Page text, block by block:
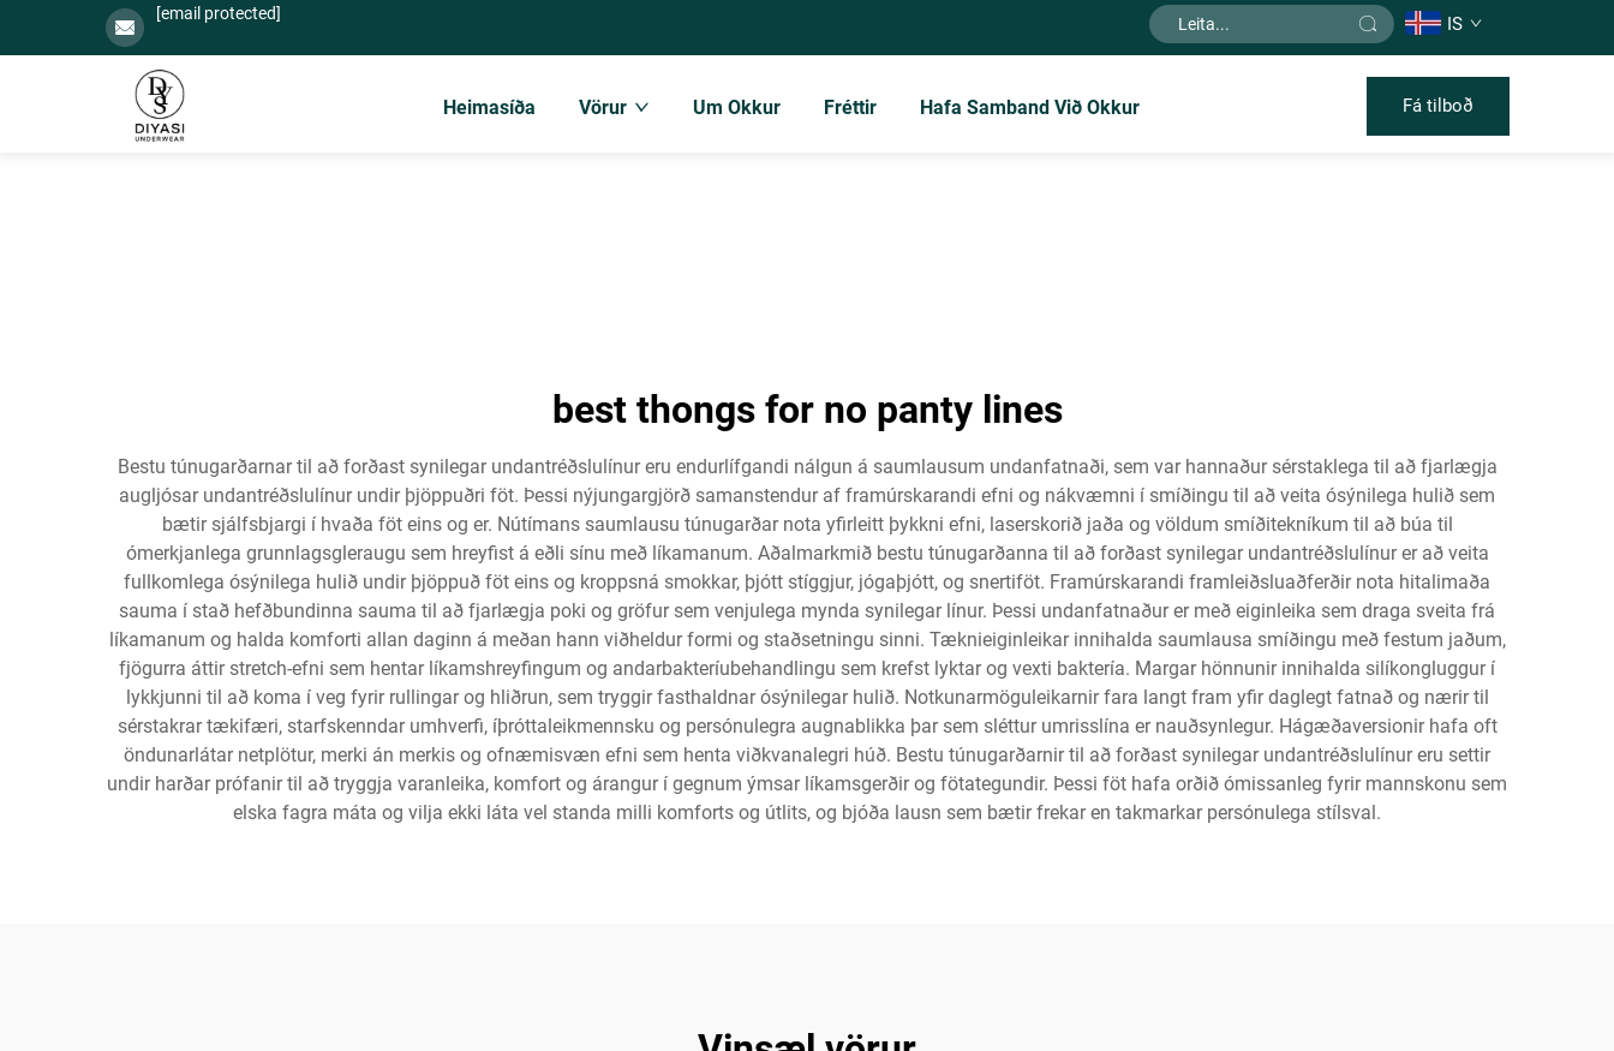
[email protected] IS
Heimasíða Vörur Um Okkur Fréttir Hafa Samband Við Okkur Fá tilboð
best thongs for no panty lines
Bestu túnugarðarnar til að forðast synilegar undantréðslulínur eru endurlífgandi nálgun á saumlausum undanfatnaði, sem var hannaður sérstaklega til að fjarlægja
augljósar undantréðslulínur undir þjöppuðri föt. Þessi nýjungargjörð samanstendur af framúrskarandi efni og nákvæmni í smíðingu til að veita ósýnilega hulið sem
bætir sjálfsbjargi í hvaða föt eins og er. Nútímans saumlausu túnugarðar nota yfirleitt þykkni efni, laserskorið jaða og völdum smíðitekníkum til að búa til
ómerkjanlega grunnlagsgleraugu sem hreyfist á eðli sínu með líkamanum. Aðalmarkmið bestu túnugarðanna til að forðast synilegar undantréðslulínur er að veita
fullkomlega ósýnilega hulið undir þjöppuð föt eins og kroppsná smokkar, þjótt stíggjur, jógaþjótt, og snertiföt. Framúrskarandi framleiðsluaðferðir nota hitalimaða
sauma í stað hefðbundinna sauma til að fjarlægja poki og gröfur sem venjulega mynda synilegar línur. Þessi undanfatnaður er með eiginleika sem draga sveita frá
líkamanum og halda komforti allan daginn á meðan hann viðheldur formi og staðsetningu sinni. Tæknieiginleikar innihalda saumlausa smíðingu með festum jaðum,
fjögurra áttir stretch-efni sem hentar líkamshreyfingum og andarbakteríubehandlingu sem krefst lyktar og vexti baktería. Margar hönnunir innihalda silíkongluggur í
lykkjunni til að koma í veg fyrir rullingar og hliðrun, sem tryggir fasthaldnar ósýnilegar hulið. Notkunarmöguleikarnir fara langt fram yfir daglegt fatnað og nærir til
sérstakrar tækifæri, starfskenndar umhverfi, íþróttaleikmennsku og persónulegra augnablikka þar sem sléttur umrisslína er nauðsynlegur. Hágæðaversionir hafa oft
öndunarlátar netplötur, merki án merkis og ofnæmisvæn efni sem henta viðkvanalegri húð. Bestu túnugarðarnir til að forðast synilegar undantréðslulínur eru settir
undir harðar prófanir til að tryggja varanleika, komfort og árangur í gegnum ýmsar líkamsgerðir og fötategundir. Þessi föt hafa orðið ómissanleg fyrir mannskonu sem
elska fagra máta og vilja ekki láta vel standa milli komforts og útlits, og bjóða lausn sem bætir frekar en takmarkar persónulega stílsval.